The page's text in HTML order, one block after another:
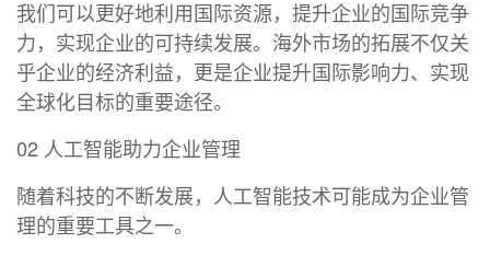
我们可以更好地利用国际资源，提升企业的国际竞争
力，实现企业的可持续发展。海外市场的拓展不仅关
乎企业的经济利益，更是企业提升国际影响力、实现
全球化目标的重要途径。
02 人工智能助力企业管理
随着科技的不断发展，人工智能技术可能成为企业管
理的重要工具之一。